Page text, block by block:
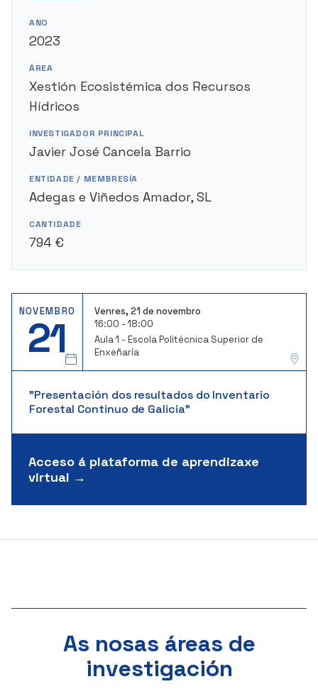
ANO
2023
ÁREA
Xestión Ecosistémica dos Recursos
Hídricos
INVESTIGADOR PRINCIPAL
Javier José Cancela Barrio
ENTIDADE / MEMBRESÍA
Adegas e Viñedos Amador, SL
CANTIDADE
794 €
NOVEMBRO
21
Venres, 21 de novembro
16:00 - 18:00
Aula 1 - Escola Politécnica Superior de
Enxeñaría
"Presentación dos resultados do Inventario
Forestal Continuo de Galicia"
Acceso á plataforma de aprendizaxe
virtual →
As nosas áreas de
investigación